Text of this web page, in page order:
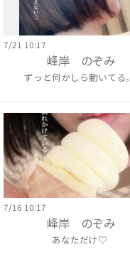
7/21 10:17
峰岸 のぞみ
ずっと何かしら動いてる。
7/16 10:17
峰岸 のぞみ
あなただけ♡